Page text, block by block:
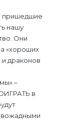
пришедшие
нашу
Они
«хороших
и драконов
–
в